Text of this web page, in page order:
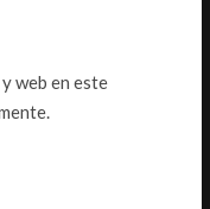
web en este